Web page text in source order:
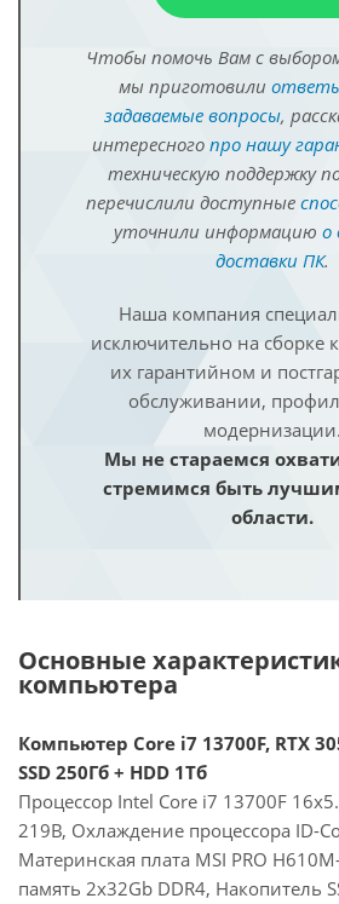
Чтобы помочь Вам с
мы приготовили
задаваемые вопросы,
интересного про нашу
техническую поддержку
перечислили доступные
уточнили информацию о
доставки ПК.
Наша компания
исключительно на сборке
их гарантийном и
обслуживании,
модернизации.
Мы не стараемся
стремимся быть
области.
Основные
компьютера
Компьютер Core i7 13700F, RTX
SSD 250Гб + HDD 1Тб
Процессор Intel Core i7 13700F
219В, Охлаждение процессора ID-
Материнская плата MSI PRO
память 2x32Gb DDR4, Накопитель